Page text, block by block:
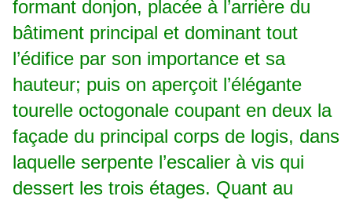
formant donjon, placée à l’arrière du
bâtiment principal et dominant tout
l’édifice par son importance et sa
hauteur; puis on aperçoit l’élégante
tourelle octogonale coupant en deux la
façade du principal corps de logis, dans
laquelle serpente l’escalier à vis qui
dessert les trois étages. Quant au